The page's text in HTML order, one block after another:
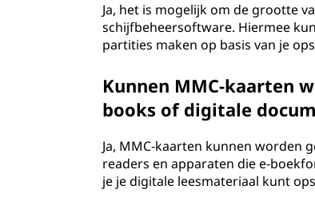
Ja, het is mogelijk om de grootte
schijfbeheersoftware. Hiermee
partities maken op basis van je
Kunnen MMC-kaarten
books of digitale
Ja, MMC-kaarten kunnen worden
readers en apparaten die e-
je je digitale leesmateriaal kunt